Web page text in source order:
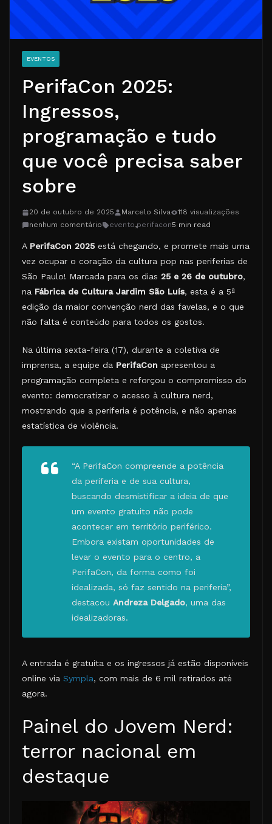
EVENTOS
PerifaCon 2025:
Ingressos,
programação e tudo
que você precisa saber
sobre
20 de outubro de 2025 Marcelo Silva
118 visualizações
nenhum comentário
evento,perifacon5 min read
A PerifaCon 2025 está chegando, e promete mais uma
vez ocupar o coração da cultura pop nas periferias de
São Paulo! Marcada para os dias 25 e 26 de outubro,
na Fábrica de Cultura Jardim São Luís, esta é a 5ª
edição da maior convenção nerd das favelas, e o que
não falta é conteúdo para todos os gostos.
Na última sexta-feira (17), durante a coletiva de
imprensa, a equipe da PerifaCon apresentou a
programação completa e reforçou o compromisso do
evento: democratizar o acesso à cultura nerd,
mostrando que a periferia é potência, e não apenas
estatística de violência.
“A PerifaCon compreende a potência
da periferia e de sua cultura,
buscando desmistificar a ideia de que
um evento gratuito não pode
acontecer em território periférico.
Embora existam oportunidades de
levar o evento para o centro, a
PerifaCon, da forma como foi
idealizada, só faz sentido na periferia”,
destacou Andreza Delgado, uma das
idealizadoras.
A entrada é gratuita e os ingressos já estão disponíveis
online via Sympla, com mais de 6 mil retirados até
agora.
Painel do Jovem Nerd:
terror nacional em
destaque